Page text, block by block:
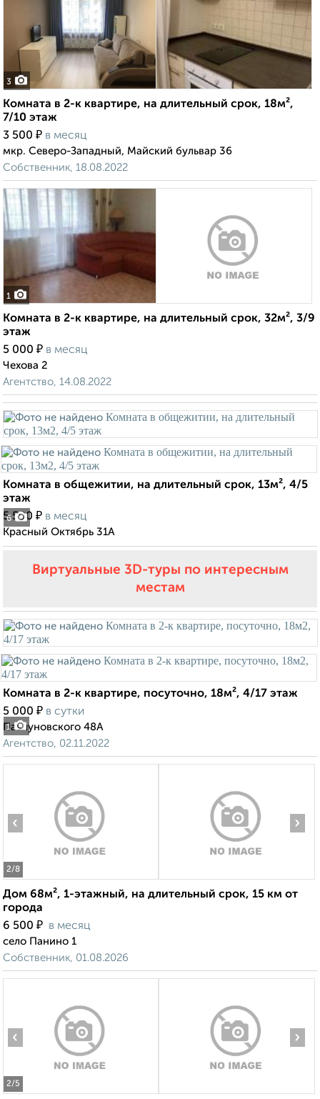
3
Комната в 2-к квартире, на длительный срок, 18м²,
7/10 этаж
3 500 ₽ в месяц
мкр. Северо-Западный, Майский бульвар 36
Собственник, 18.08.2022
1
Комната в 2-к квартире, на длительный срок, 32м², 3/9
этаж
5 000 ₽ в месяц
Чехова 2
Агентство, 14.08.2022
6
Комната в общежитии, на длительный срок, 13м², 4/5
этаж
5 500 ₽ в месяц
Красный Октябрь 31А
Виртуальные 3D-туры по интересным
местам
1
Комната в 2-к квартире, посуточно, 18м², 4/17 этаж
5 000 ₽ в сутки
Павлуновского 48А
Агентство, 02.11.2022
2/8
‹ ›
Дом 68м², 1-этажный, на длительный срок, 15 км от
города
6 500 ₽ в месяц
село Панино 1
Собственник, 01.08.2026
2/5
‹ ›